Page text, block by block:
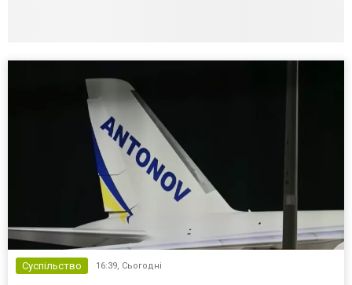
Суспільство 16:39, Сьогодні